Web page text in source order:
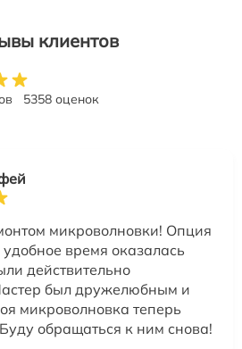
клиентов
5358 оценок
микроволновки! Опция
время оказалась
действительно
был дружелюбным и
микроволновка теперь
обращаться к ним снова!